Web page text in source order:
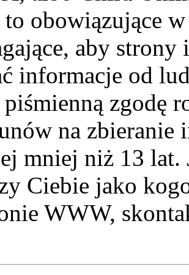
to obowiązujące
aby strony
informacje od
piśmienną zgodę
na zbieranie
mniej niż 13 lat.
Ciebie jako
WWW,